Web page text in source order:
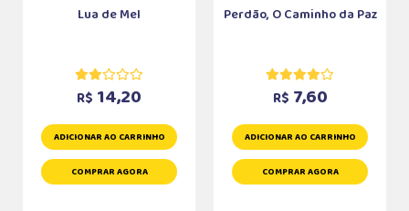
Lua de Mel
R$ 14,20
ADICIONAR AO CARRINHO
COMPRAR AGORA
Perdão, O Caminho da Paz
R$ 7,60
ADICIONAR AO CARRINHO
COMPRAR AGORA